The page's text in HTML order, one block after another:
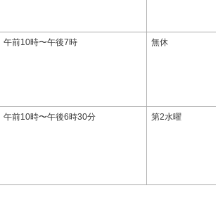
午前10時〜午後7時 無休
午前10時〜午後6時30分 第2水曜